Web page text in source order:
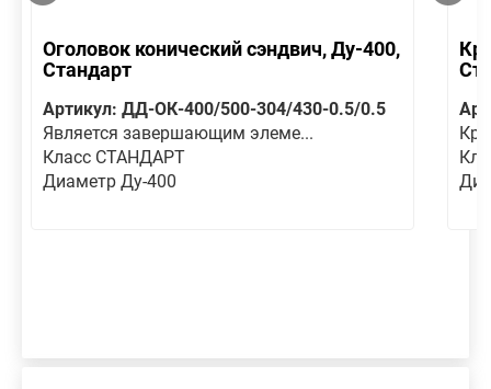
Оголовок конический сэндвич, Ду-400,
Стандарт
Артикул: ДД-ОК-400/500-304/430-0.5/0.5
Является завершающим элеме...
Класс СТАНДАРТ
Диаметр Ду-400